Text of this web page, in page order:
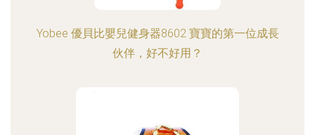
Yobee 優貝比嬰兒健身器8602 寶寶的第一位成長
伙伴，好不好用？